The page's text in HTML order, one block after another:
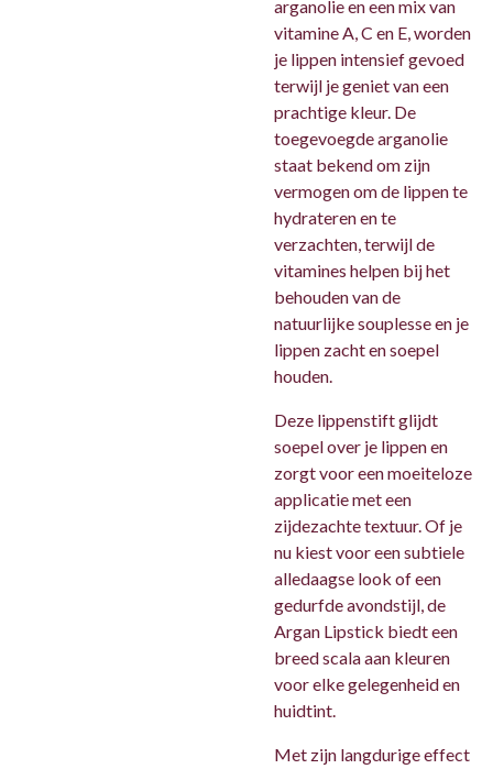
arganolie en een mix van
vitamine A, C en E, worden
je lippen intensief gevoed
terwijl je geniet van een
prachtige kleur. De
toegevoegde arganolie
staat bekend om zijn
vermogen om de lippen te
hydrateren en te
verzachten, terwijl de
vitamines helpen bij het
behouden van de
natuurlijke souplesse en je
lippen zacht en soepel
houden.
Deze lippenstift glijdt
soepel over je lippen en
zorgt voor een moeiteloze
applicatie met een
zijdezachte textuur. Of je
nu kiest voor een subtiele
alledaagse look of een
gedurfde avondstijl, de
Argan Lipstick biedt een
breed scala aan kleuren
voor elke gelegenheid en
huidtint.
Met zijn langdurige effect